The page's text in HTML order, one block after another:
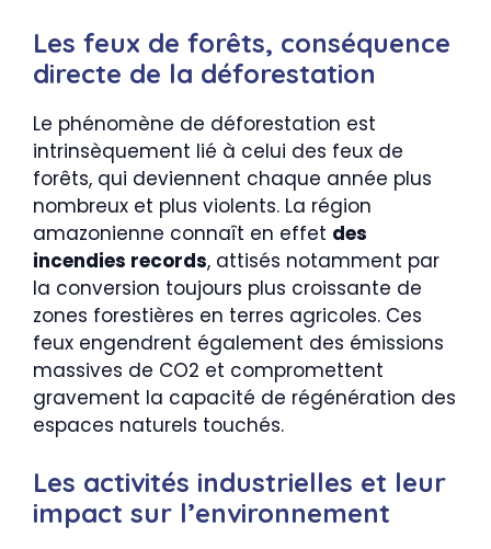
Les feux de forêts, conséquence
directe de la déforestation
Le phénomène de déforestation est
intrinsèquement lié à celui des feux de
forêts, qui deviennent chaque année plus
nombreux et plus violents. La région
amazonienne connaît en effet des
incendies records, attisés notamment par
la conversion toujours plus croissante de
zones forestières en terres agricoles. Ces
feux engendrent également des émissions
massives de CO2 et compromettent
gravement la capacité de régénération des
espaces naturels touchés.
Les activités industrielles et leur
impact sur l’environnement